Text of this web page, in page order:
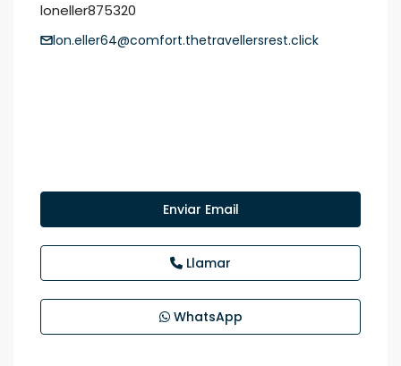
loneller875320
lon.eller64@comfort.thetravellersrest.click
Enviar Email
Llamar
WhatsApp